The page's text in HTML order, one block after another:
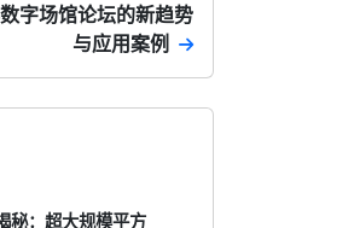
字场馆论坛的新趋势
与应用案例
秘：超大规模平方